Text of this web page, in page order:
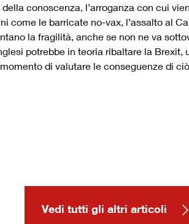
conoscenza, l’arroganza con cui
come le barricate no-vax, l’assalto al
la fragilità, anche se non ne va
potrebbe in teoria ribaltare la
di valutare le conseguenze di
Vedi tutti gli altri articoli